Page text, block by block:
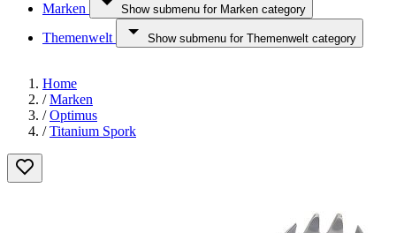
Marken Show submenu for Marken category
Themenwelt Show submenu for Themenwelt category
Home
/ Marken
/ Optimus
/ Titanium Spork